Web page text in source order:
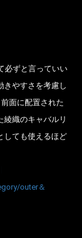
必ずと言っていい
きやすさを考慮し
面に配置された
綾織のキャバルリ
しても使えるほど
outer＆